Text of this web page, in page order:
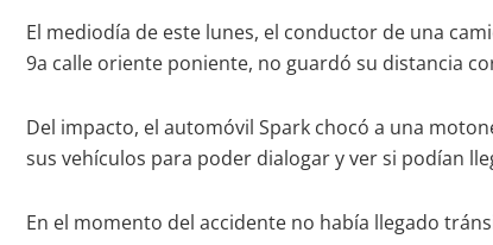
El mediodía de este lunes, el conductor de una
9a calle oriente poniente, no guardó su distancia
Del impacto, el automóvil Spark chocó a una
sus vehículos para poder dialogar y ver si podían
En el momento del accidente no había llegado